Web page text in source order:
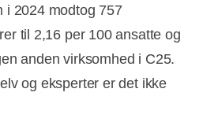
Annonce
i 2024 modtog 757
til 2,16 per 100 ansatte og
anden virksomhed i C25.
og eksperter er det ikke